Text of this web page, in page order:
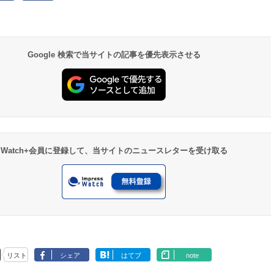
Google 検索で当サイトの記事を優先表示させる
Watch+会員に登録して、当サイトのニュースレターを受け取る
リスト シェア はてブ note